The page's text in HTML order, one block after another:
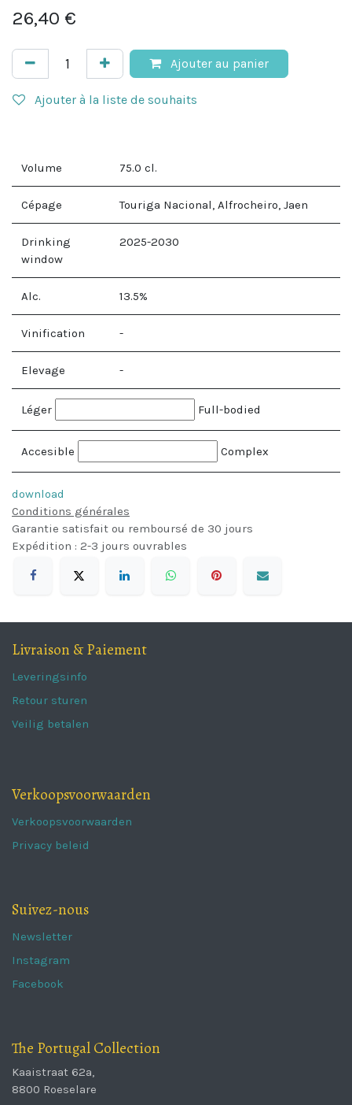
26,40 €
Ajouter au panier
Ajouter à la liste de souhaits
Volume 75.0 cl.
Cépage Touriga Nacional, Alfrocheiro, Jaen
Drinking
window
2025-2030
Alc. 13.5%
Vinification -
Elevage -
Léger Full-bodied
Accesible Complex
download
Conditions générales
Garantie satisfait ou remboursé de 30 jours
Expédition : 2-3 jours ouvrables
Livraison & Paiement
Leveringsinfo
Retour sturen
Veilig betalen
Verkoopsvoorwaarden
Verkoopsvoorwaarden
Privacy beleid
Suivez-nous
Newsletter
Instagram
Facebook
The Portugal Collection
Kaaistraat 62a,
8800 Roeselare